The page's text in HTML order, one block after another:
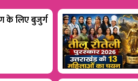
के लिए बुजुर्ग